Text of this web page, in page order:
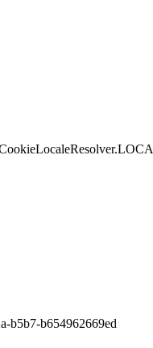
b5b7-b654962669ed